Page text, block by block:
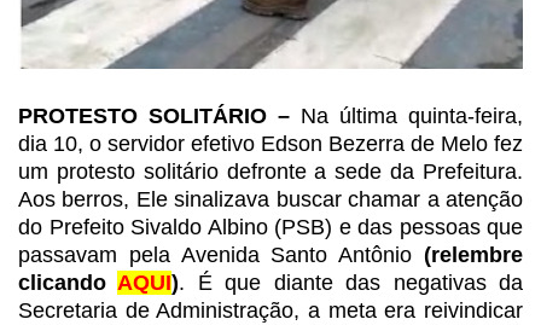
PROTESTO SOLITÁRIO – Na última quinta-feira,
dia 10, o servidor efetivo Edson Bezerra de Melo fez
um protesto solitáriodefronte a sede da Prefeitura.
Aos berros, Ele sinalizava buscar chamar aatenção
do Prefeito Sivaldo Albino (PSB) e das pessoas que
passavam pelaAvenida Santo Antônio(relembre
clicandoAQUI). É que diante das negativas da
Secretaria deAdministração, a meta era reivindicar